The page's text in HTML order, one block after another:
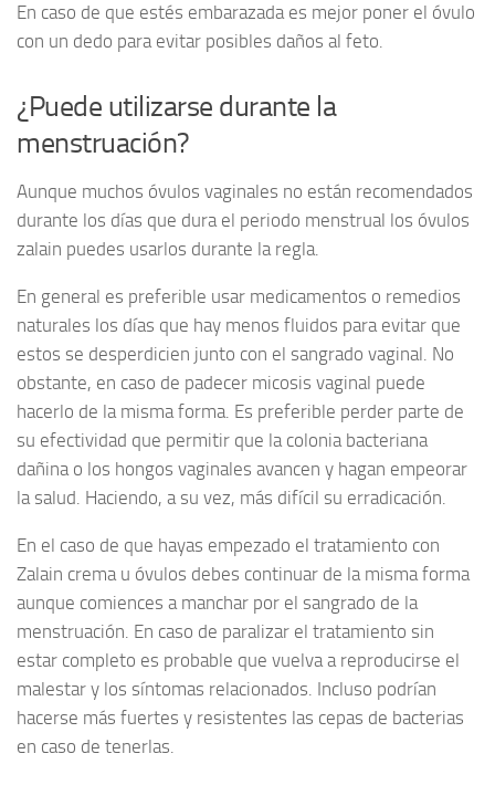
En caso de que estés embarazada es mejor poner el óvulo
con un dedo para evitar posibles daños al feto.
¿Puede utilizarse durante la
menstruación?
Aunque muchos óvulos vaginales no están recomendados
durante los días que dura el periodo menstrual los óvulos
zalain puedes usarlos durante la regla.
En general es preferible usar medicamentos o remedios
naturales los días que hay menos fluidos para evitar que
estos se desperdicien junto con el sangrado vaginal. No
obstante, en caso de padecer micosis vaginal puede
hacerlo de la misma forma. Es preferible perder parte de
su efectividad que permitir que la colonia bacteriana
dañina o los hongos vaginales avancen y hagan empeorar
la salud. Haciendo, a su vez, más difícil su erradicación.
En el caso de que hayas empezado el tratamiento con
Zalain crema u óvulos debes continuar de la misma forma
aunque comiences a manchar por el sangrado de la
menstruación. En caso de paralizar el tratamiento sin
estar completo es probable que vuelva a reproducirse el
malestar y los síntomas relacionados. Incluso podrían
hacerse más fuertes y resistentes las cepas de bacterias
en caso de tenerlas.